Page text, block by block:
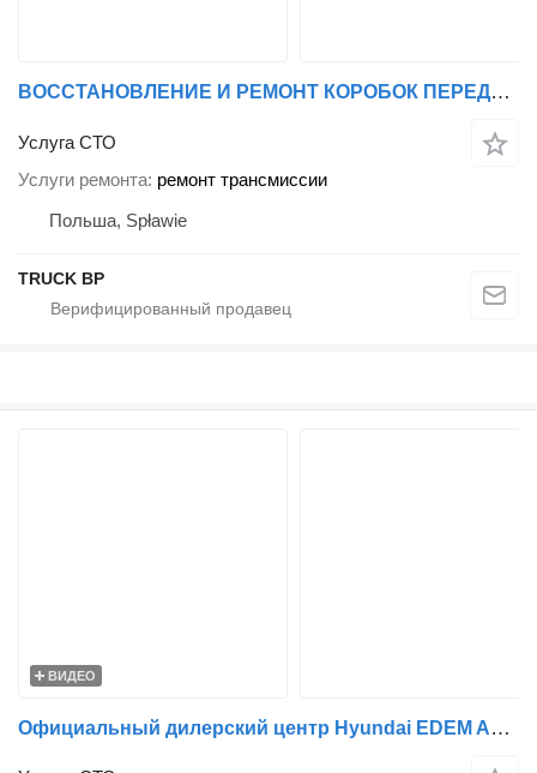
ВОССТАНОВЛЕНИЕ И РЕМОНТ КОРОБОК ПЕРЕДАЧ SCANIA И DAF
Услуга СТО
Услуги ремонта ремонт трансмиссии
Польша, Spławie
TRUCK BP
ВИДЕО
Официальный дилерский центр Hyundai EDEM AUTO